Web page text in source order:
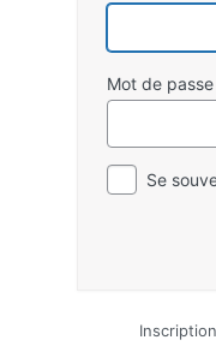
Mot de passe
Se
Inscription